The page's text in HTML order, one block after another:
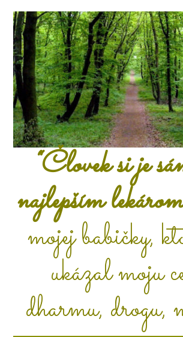
“Človek si je
najlepším
mojej babičky,
ukázal moju
dharmu, drogu,